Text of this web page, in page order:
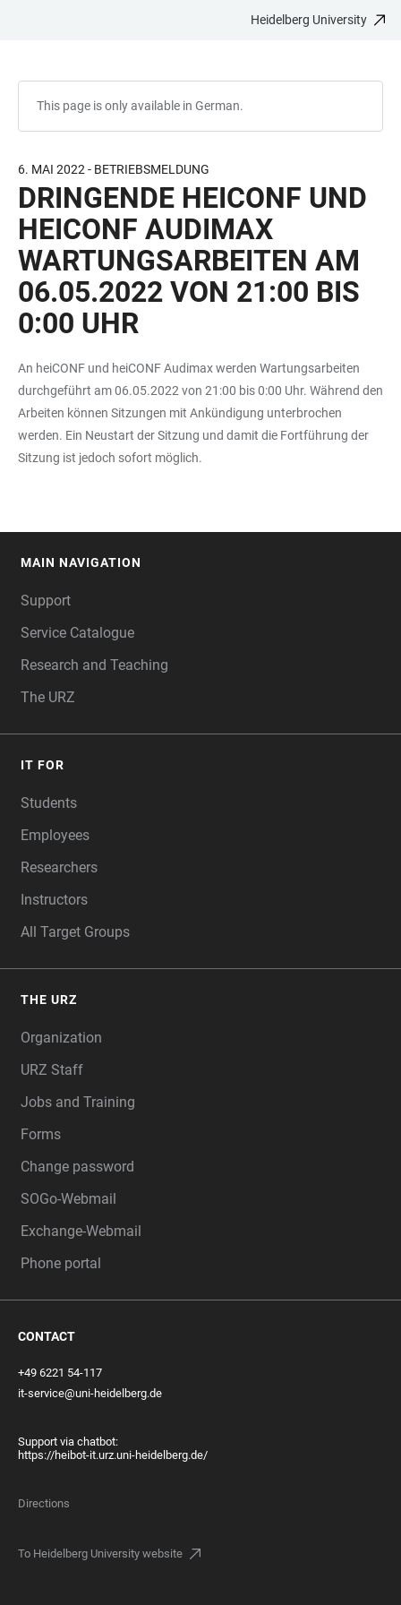
Heidelberg University
This page is only available in German.
6. MAI 2022 - BETRIEBSMELDUNG
DRINGENDE HEICONF UND
HEICONF AUDIMAX
WARTUNGSARBEITEN AM
06.05.2022 VON 21:00 BIS
0:00 UHR
An heiCONF und heiCONF Audimax werden Wartungsarbeiten
durchgeführt am 06.05.2022 von 21:00 bis 0:00 Uhr. Während den
Arbeiten können Sitzungen mit Ankündigung unterbrochen
werden. Ein Neustart der Sitzung und damit die Fortführung der
Sitzung ist jedoch sofort möglich.
MAIN NAVIGATION
Support
Service Catalogue
Research and Teaching
The URZ
IT FOR
Students
Employees
Researchers
Instructors
All Target Groups
THE URZ
Organization
URZ Staff
Jobs and Training
Forms
Change password
SOGo-Webmail
Exchange-Webmail
Phone portal
CONTACT
+49 6221 54-117
it-service@uni-heidelberg.de
Support via chatbot:
https://heibot-it.urz.uni-heidelberg.de/
Directions
To Heidelberg University website